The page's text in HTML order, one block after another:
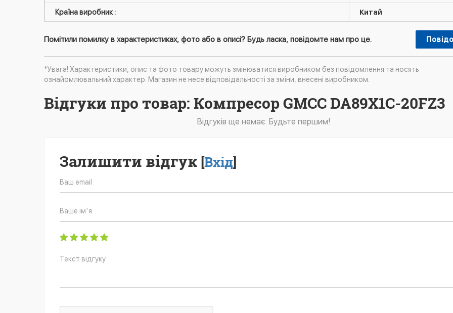
Країна виробник : Китай
Помітили помилку в характеристиках, фото або в описі? Будь ласка, повідомте нам про це.
*Увага! Характеристики, опис та фото товару можуть змінюватися виробником без повідомлення та носять
ознайомлювальний характер. Магазин не несе відповідальності за зміни, внесені виробником.
Відгуки про товар: Компресор GMCC DA89X1C-20FZ3
Відгуків ще немає. Будьте першим!
Залишити відгук [Вхід]